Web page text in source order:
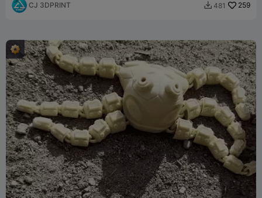
CJ 3DPRINT  481 259